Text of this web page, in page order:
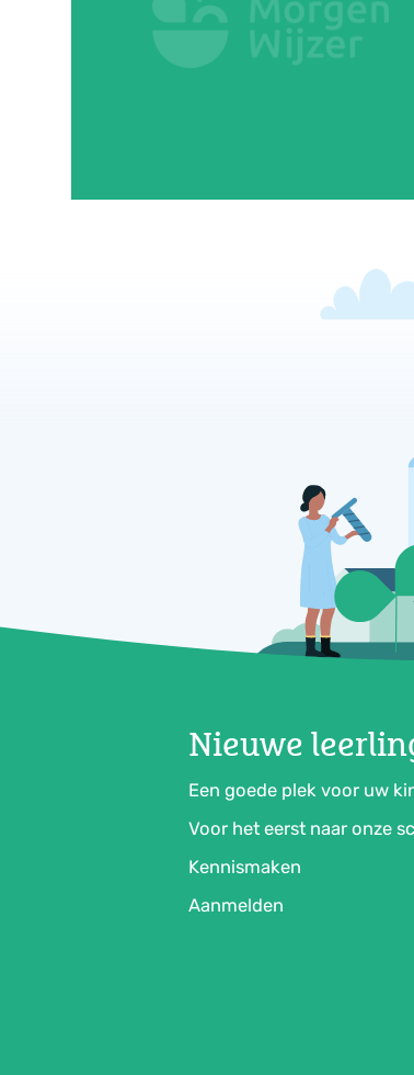
Nieuwe
Een goede plek voor uw
Voor het eerst naar onze
Kennismaken
Aanmelden